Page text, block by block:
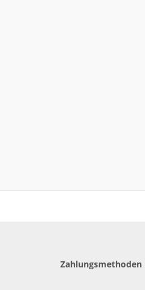
Zahlungsmethoden